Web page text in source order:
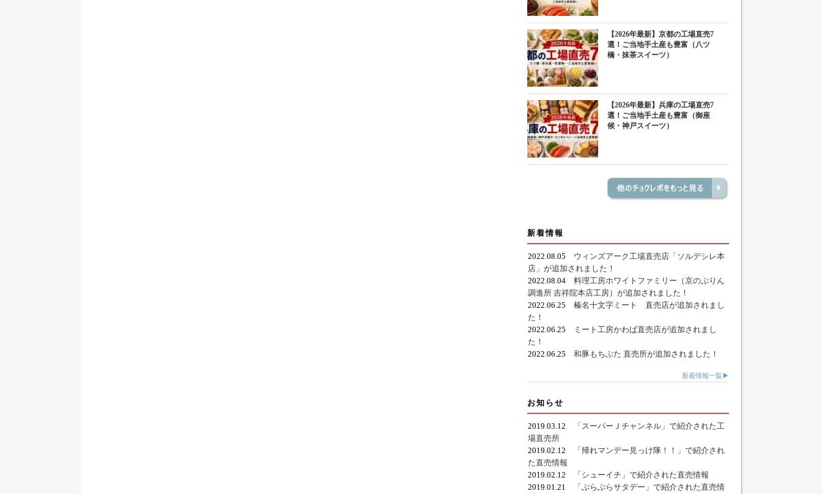
【2026年最新】京都の工場直売7
選！ご当地手土産も豊富（八ツ
橋・抹茶スイーツ）
【2026年最新】兵庫の工場直売7
選！ご当地手土産も豊富（御座
候・神戸スイーツ）
新着情報
2022.08.05 ウィンズアーク工場直売店「ソルデシレ本
店」が追加されました！
2022.08.04 料理工房ホワイトファミリー（京のぷりん
調進所 吉祥院本店工房）が追加されました！
2022.06.25 榛名十文字ミート 直売店が追加されまし
た！
2022.06.25
ミート工房かわば直売店が追加されまし
た！
2022.06.25 和豚もちぶた 直売所が追加されました！
新着情報一覧▶
お知らせ
2019.03.12
「スーパーＪチャンネル」で紹介された工
場直売所
2019.02.12
「帰れマンデー見っけ隊！！」で紹介され
た直売情報
2019.02.12
「シューイチ」で紹介された直売情報
2019.01.21
「ぶらぶらサタデー」で紹介された直売情